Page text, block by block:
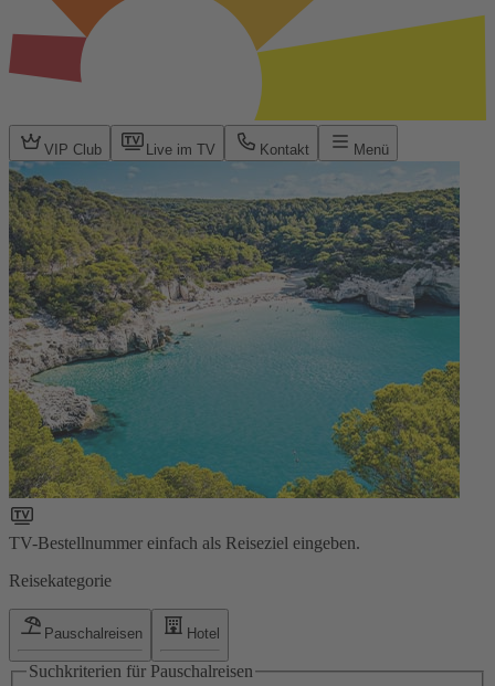
VIP Club Live im TV Kontakt Menü
TV-Bestellnummer einfach als Reiseziel eingeben.
Reisekategorie
Pauschalreisen Hotel
Suchkriterien für Pauschalreisen